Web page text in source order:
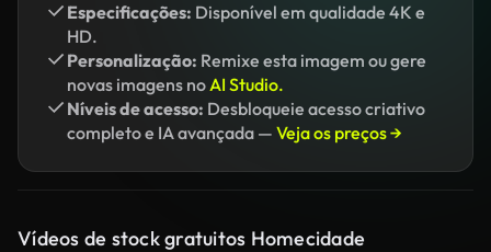
Especificações: Disponível em qualidade 4K e
HD.
Personalização: Remixe esta imagem ou gere
novas imagens noAI Studio.
Níveis de acesso: Desbloqueie acesso criativo
completo e IA avançada — Veja os preços →
Vídeos de stock gratuitos Homecidade